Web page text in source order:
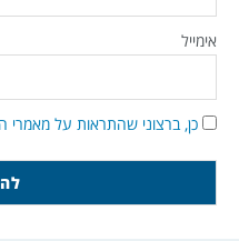
אימייל
כן, ברצוני שהתראות על מאמרי